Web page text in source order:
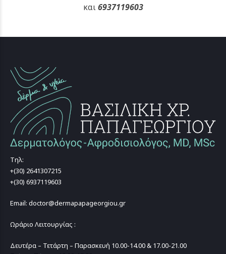
και6937119603
Τηλ:
+(30) 2641307215
+(30) 6937119603
Email: doctor@dermapapageorgiou.gr
Ωράριο Λειτουργίας :
Δευτέρα – Τετάρτη – Παρασκευή 10.00-14.00 & 17.00-21.00